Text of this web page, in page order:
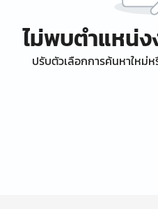
ไม่พบตำแหน่
ปรับตัวเลือกการค้นหาใหม่